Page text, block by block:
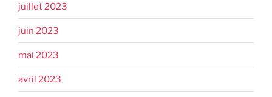
juillet 2023
juin 2023
mai 2023
avril 2023